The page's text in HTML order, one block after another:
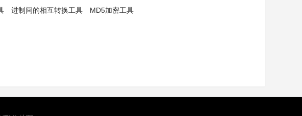
进制间的相互转换工具
MD5加密工具